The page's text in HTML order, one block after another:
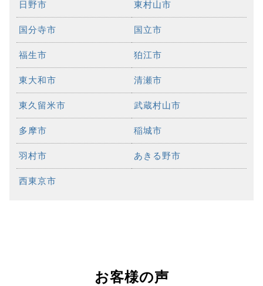
日野市 東村山市
国分寺市 国立市
福生市 狛江市
東大和市 清瀬市
東久留米市 武蔵村山市
多摩市 稲城市
羽村市 あきる野市
西東京市
お客様の声